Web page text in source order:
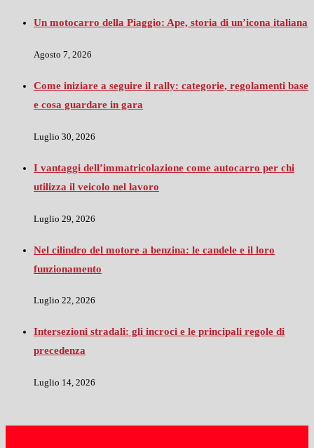
Un motocarro della Piaggio: Ape, storia di un’icona italiana
Agosto 7, 2026
Come iniziare a seguire il rally: categorie, regolamenti base
e cosa guardare in gara
Luglio 30, 2026
I vantaggi dell’immatricolazione come autocarro per chi
utilizza il veicolo nel lavoro
Luglio 29, 2026
Nel cilindro del motore a benzina: le candele e il loro
funzionamento
Luglio 22, 2026
Intersezioni stradali: gli incroci e le principali regole di
precedenza
Luglio 14, 2026